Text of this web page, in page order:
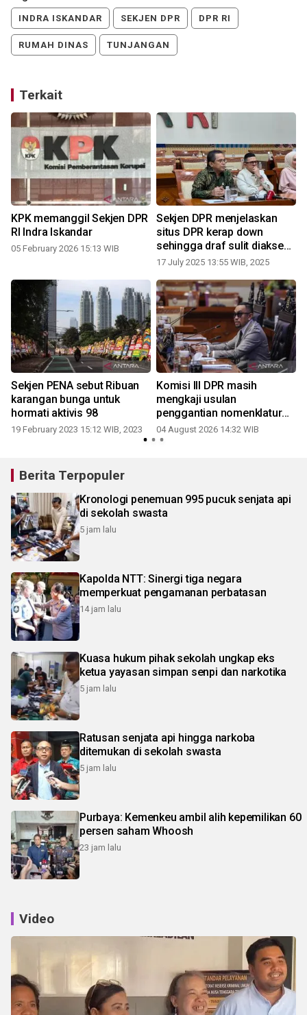
INDRA ISKANDAR SEKJEN DPR DPR RI
RUMAH DINAS TUNJANGAN
Terkait
KPK memanggil Sekjen DPR
RI Indra Iskandar
05 February 2026 15:13 WIB
Sekjen DPR menjelaskan
situs DPR kerap down
sehingga draf sulit diakses
publik
17 July 2025 13:55 WIB, 2025
Sekjen PENA sebut Ribuan
karangan bunga untuk
hormati aktivis 98
19 February 2023 15:12 WIB, 2023
Komisi III DPR masih
mengkaji usulan
penggantian nomenklatur
RUU Perampasan Aset
04 August 2026 14:32 WIB
Berita Terpopuler
Kronologi penemuan 995 pucuk senjata api
di sekolah swasta
5 jam lalu
Kapolda NTT: Sinergi tiga negara
memperkuat pengamanan perbatasan
14 jam lalu
Kuasa hukum pihak sekolah ungkap eks
ketua yayasan simpan senpi dan narkotika
5 jam lalu
Ratusan senjata api hingga narkoba
ditemukan di sekolah swasta
5 jam lalu
Purbaya: Kemenkeu ambil alih kepemilikan 60
persen saham Whoosh
23 jam lalu
Video